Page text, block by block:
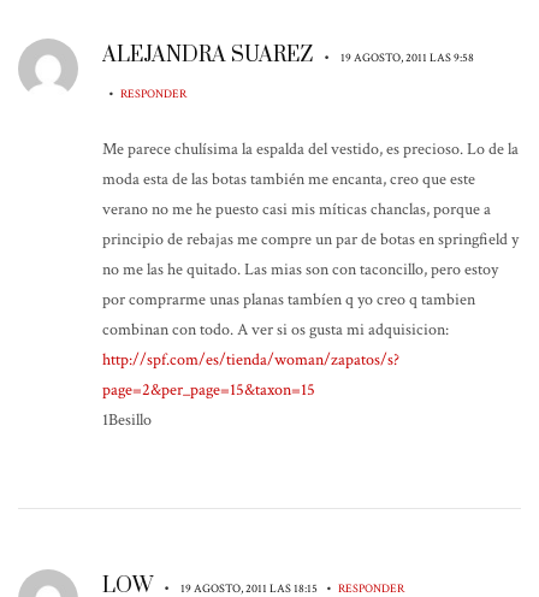
ALEJANDRA SUAREZ • 19 AGOSTO, 2011 LAS 9:58
• RESPONDER
Me parece chulísima la espalda del vestido, es precioso. Lo de la
moda esta de las botas también me encanta, creo que este
verano no me he puesto casi mis míticas chanclas, porque a
principio de rebajas me compre un par de botas en springfield y
no me las he quitado. Las mias son con taconcillo, pero estoy
por comprarme unas planas tambíen q yo creo q tambien
combinan con todo. A ver si os gusta mi adquisicion:
http://spf.com/es/tienda/woman/zapatos/s?
page=2&per_page=15&taxon=15
1Besillo
LOW • 19 AGOSTO, 2011 LAS 18:15 • RESPONDER